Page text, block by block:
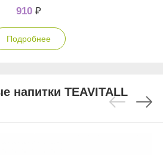
910 ₽
Подробнее
напитки TEAVITALL